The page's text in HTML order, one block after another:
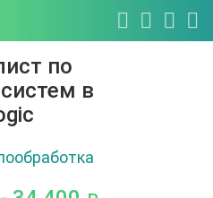
по
в